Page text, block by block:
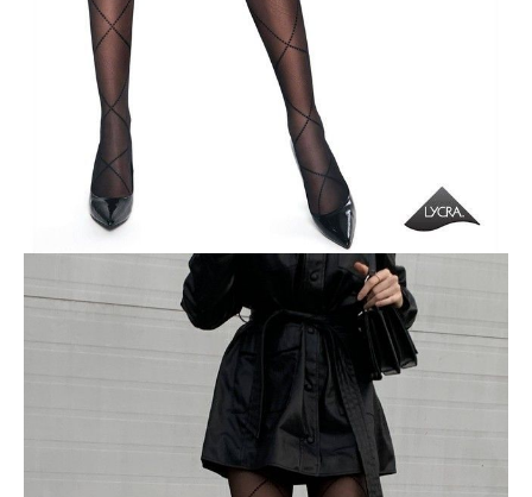
ПОЛУЧИТЬ ПО EMAIL
darmowa od 99 zł
czas dostawy: 1-2 dni robocze
Paczkomaty InPost 24/7,
darmowa od 50 zł
czas dostawy: 1-2 dni robocze
Odbiór osobisty
w sklepie Conte (Łodz)
pn.- czw. 8:00 - 16:00, pt. 8:00 - 14:00
Opis produktu
O produkcie
Rajstopy GALERIE o grubości 20 den z dużym, sznurowanym wzorem
pomogą Ci stworzyć prawdziwie indywidualny look. Rajstopy idealnie
dopasowują się do sylwetki i optycznie wyszczuplają nogi.
Cechy modelu:
· duży geometryczny wzór „sznurowania”,
· jednolity na całej długości,